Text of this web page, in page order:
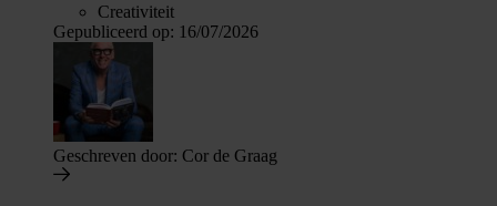
Creativiteit
Gepubliceerd op: 16/07/2026
Geschreven door: Cor de Graag